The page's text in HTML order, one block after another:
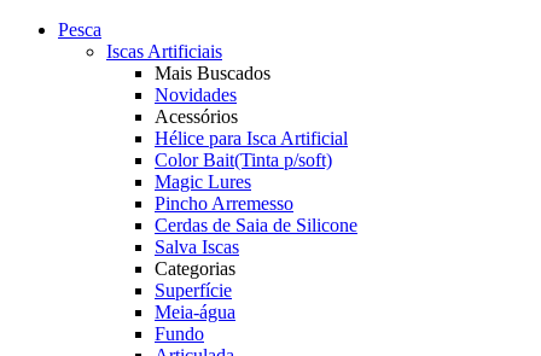
Pesca
Iscas Artificiais
Mais Buscados
Novidades
Acessórios
Hélice para Isca Artificial
Color Bait(Tinta p/soft)
Magic Lures
Pincho Arremesso
Cerdas de Saia de Silicone
Salva Iscas
Categorias
Superfície
Meia-água
Fundo